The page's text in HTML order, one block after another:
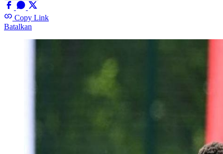
Copy Link
Batalkan